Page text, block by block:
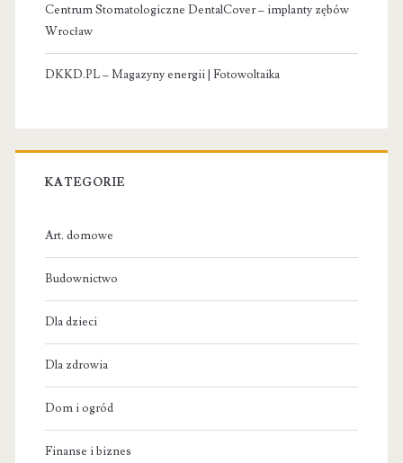
Centrum Stomatologiczne DentalCover – implanty zębów
Wrocław
DKKD.PL – Magazyny energii | Fotowoltaika
KATEGORIE
Art. domowe
Budownictwo
Dla dzieci
Dla zdrowia
Dom i ogród
Finanse i biznes